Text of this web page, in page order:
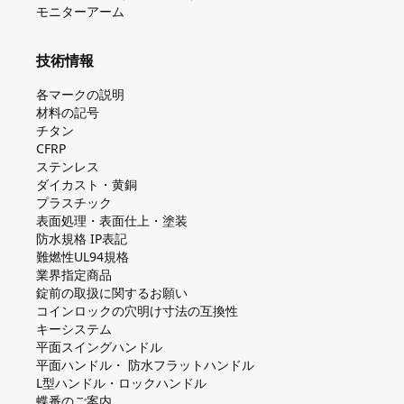
モニターアーム
技術情報
各マークの説明
材料の記号
チタン
CFRP
ステンレス
ダイカスト・⻩銅
プラスチック
表面処理・表面仕上・塗装
防⽔規格 IP表記
難燃性UL94規格
業界指定商品
錠前の取扱に関するお願い
コインロックの⽳明け⼨法の互換性
キーシステム
平⾯スイングハンドル
平⾯ハンドル・ 防⽔フラットハンドル
L型ハンドル・ロックハンドル